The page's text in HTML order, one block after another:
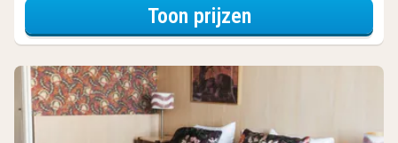
Toon prijzenvoor Diner